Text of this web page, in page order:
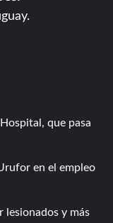
que pasa
en el empleo
lesionados y más